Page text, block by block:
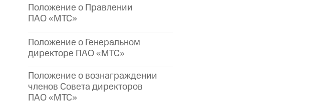
Положение о Правлении
ПАО «МТС»
Положение о Генеральном
директоре ПАО «МТС»
Положение о вознаграждении
членов Совета директоров
ПАО «МТС»